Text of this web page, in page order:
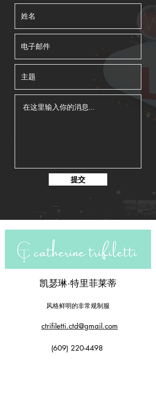
提交
凯瑟琳·特里菲莱蒂
风格鲜明的非常规制服
ctrifiletti.ctd@gmail.com
(609) 220-4498